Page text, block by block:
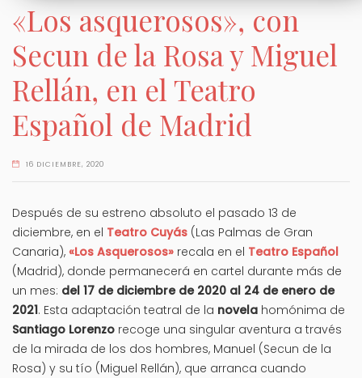
«Los asquerosos», con
Secun de la Rosa y Miguel
Rellán, en el Teatro
Español de Madrid
16 DICIEMBRE, 2020
Después de su estreno absoluto el pasado 13 de
diciembre, en el Teatro Cuyás (Las Palmas de Gran
Canaria), «Los Asquerosos» recala en el Teatro Español
(Madrid), donde permanecerá en cartel durante más de
un mes: del 17 de diciembre de 2020 al 24 de enero de
2021. Esta adaptación teatral de la novela homónima de
Santiago Lorenzo recoge una singular aventura a través
de la mirada de los dos hombres, Manuel (Secun de la
Rosa) y su tío (Miguel Rellán), que arranca cuando